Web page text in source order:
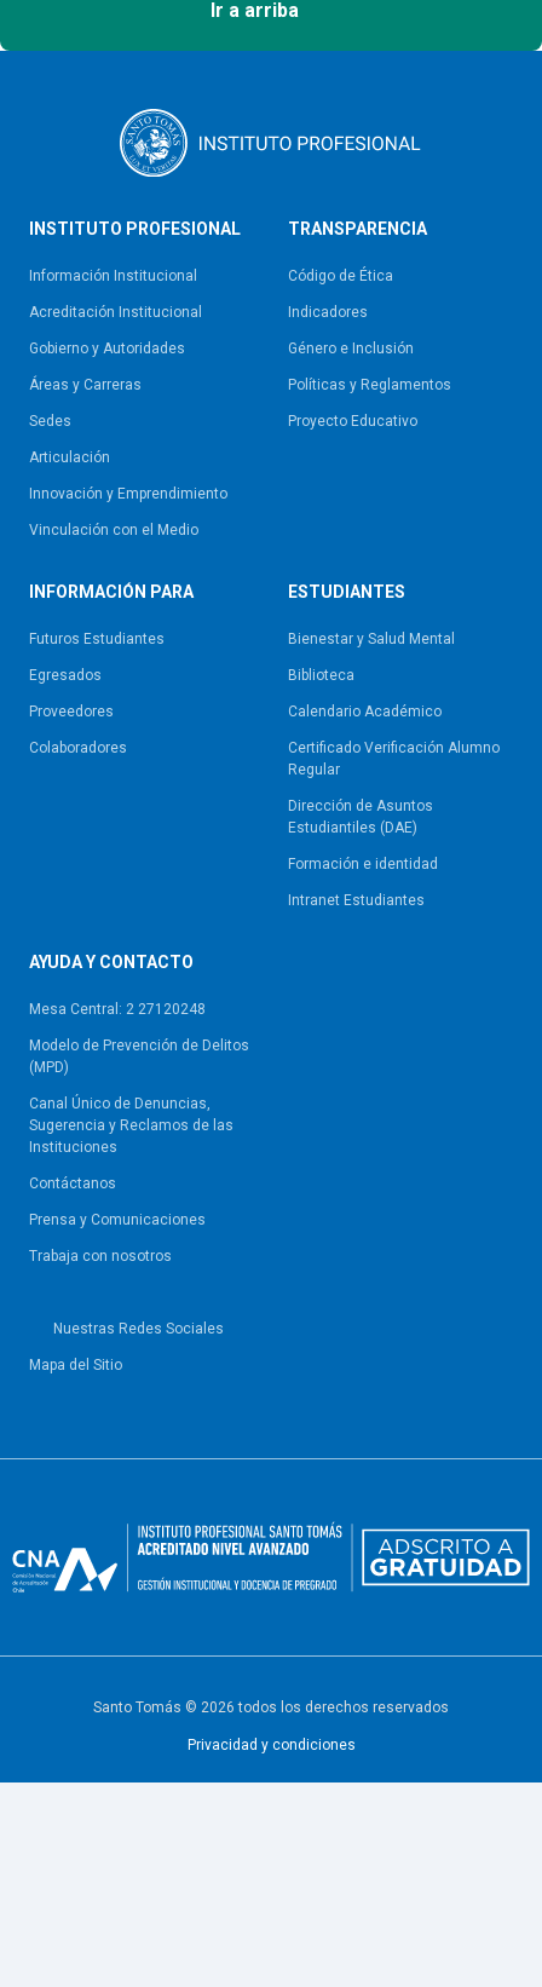
Ir a arriba
INSTITUTO PROFESIONAL
Información Institucional
Acreditación Institucional
Gobierno y Autoridades​
Áreas y Carreras
Sedes
Articulación
Innovación y Emprendimiento
Vinculación con el Medio
TRANSPARENCIA
Código de Ética
Indicadores
Género e Inclusión
Políticas y Reglamentos​
Proyecto Educativo
INFORMACIÓN PARA
Futuros Estudiantes
Egresados
Proveedores
Colaboradores
ESTUDIANTES
Bienestar y Salud Mental
Biblioteca
Calendario Académico
Certificado Verificación Alumno
Regular
Dirección de Asuntos
Estudiantiles (DAE)
Formación e identidad
Intranet Estudiantes
AYUDA Y CONTACTO
Mesa Central: 2 27120248
Modelo de Prevención de Delitos
(MPD)
Canal Único de Denuncias,
Sugerencia y Reclamos de las
Instituciones
Contáctanos
Prensa y Comunicaciones
Trabaja con nosotros
Nuestras Redes Sociales
Mapa del Sitio
Santo Tomás © 2026 todos los derechos reservados
Privacidad y condiciones